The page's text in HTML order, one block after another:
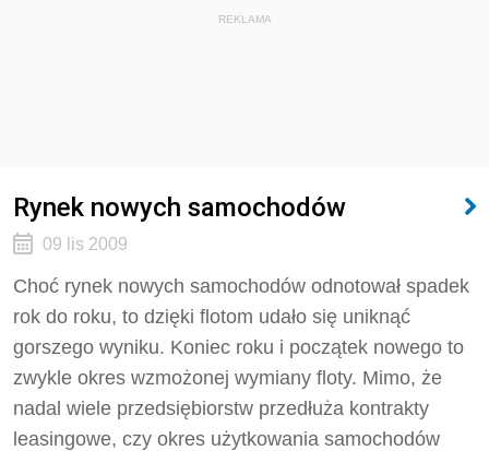
REKLAMA
Rynek nowych samochodów
09 lis 2009
Choć rynek nowych samochodów odnotował spadek
rok do roku, to dzięki flotom udało się uniknąć
gorszego wyniku. Koniec roku i początek nowego to
zwykle okres wzmożonej wymiany floty. Mimo, że
nadal wiele przedsiębiorstw przedłuża kontrakty
leasingowe, czy okres użytkowania samochodów